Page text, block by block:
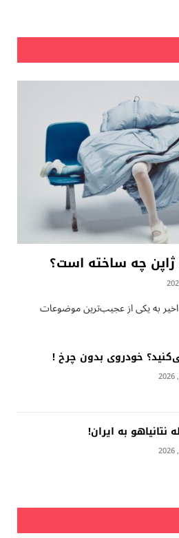
چه ساخته است؟
به یکی از عجیب‌ترین موضوعات
خودروی بدون چرخ !
نتانیاهو به ایران!